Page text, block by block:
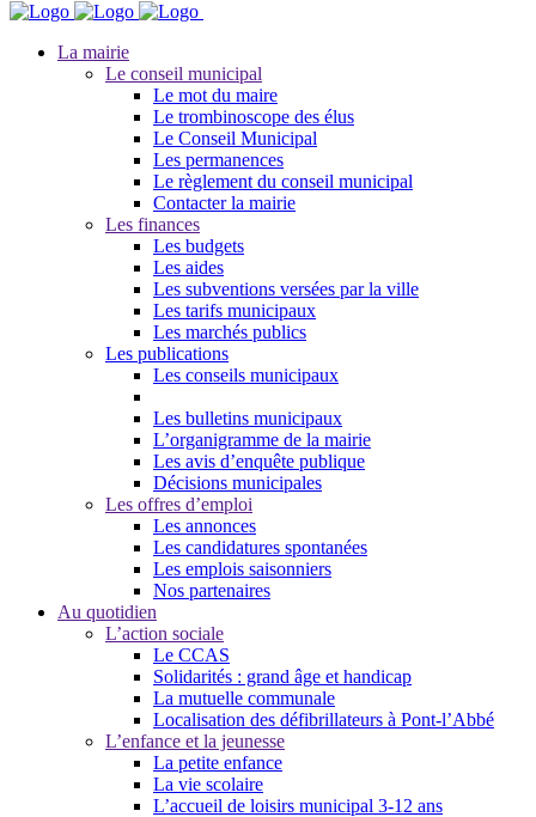
La mairie
Le conseil municipal
Le mot du maire
Le trombinoscope des élus
Le Conseil Municipal
Les permanences
Le règlement du conseil municipal
Contacter la mairie
Les finances
Les budgets
Les aides
Les subventions versées par la ville
Les tarifs municipaux
Les marchés publics
Les publications
Les conseils municipaux
Les bulletins municipaux
L’organigramme de la mairie
Les avis d’enquête publique
Décisions municipales
Les offres d’emploi
Les annonces
Les candidatures spontanées
Les emplois saisonniers
Nos partenaires
Au quotidien
L’action sociale
Le CCAS
Solidarités : grand âge et handicap
La mutuelle communale
Localisation des défibrillateurs à Pont-l’Abbé
L’enfance et la jeunesse
La petite enfance
La vie scolaire
L’accueil de loisirs municipal 3-12 ans